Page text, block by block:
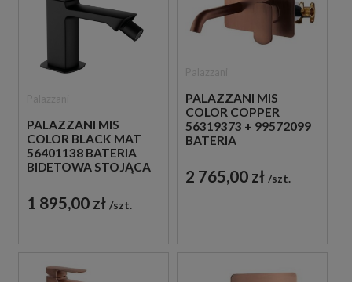
PALAZZANI MIS
COLOR BLACK MAT
56401138 BATERIA
BIDETOWA STOJĄCA
CZARNA
1 895,00 zł szt.
PALAZZANI MIS
COLOR COPPER
56319373 + 99572099
BATERIA
PODTYNKOWA
JEDNOUCHWYTOWA
2 765,00 zł szt.